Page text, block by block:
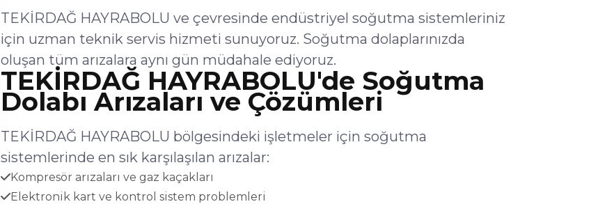
TEKİRDAĞ HAYRABOLU ve çevresinde endüstriyel soğutma sistemleriniz
için uzman teknik servis hizmeti sunuyoruz. Soğutma dolaplarınızda
oluşan tüm arızalara aynı gün müdahale ediyoruz.
TEKİRDAĞ HAYRABOLU'de Soğutma
Dolabı Arızaları ve Çözümleri
TEKİRDAĞ HAYRABOLU bölgesindeki işletmeler için soğutma
sistemlerinde en sık karşılaşılan arızalar:
Kompresör arızaları ve gaz kaçakları
Elektronik kart ve kontrol sistem problemleri